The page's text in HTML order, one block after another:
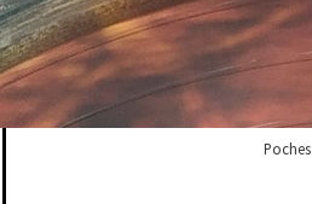
Poches